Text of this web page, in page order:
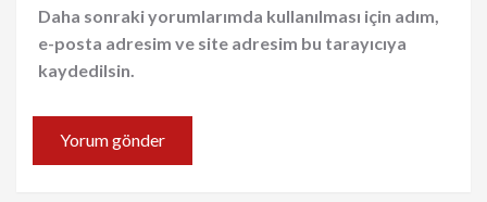
Daha sonraki yorumlarımda kullanılması için adım,
e-posta adresim ve site adresim bu tarayıcıya
kaydedilsin.